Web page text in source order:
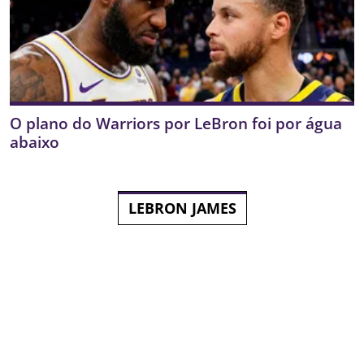
O plano do Warriors por LeBron foi por água
abaixo
LEBRON JAMES